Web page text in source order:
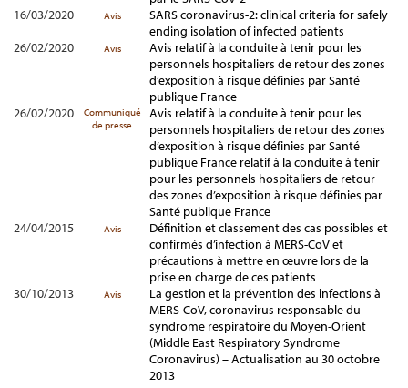
16/03/2020
Avis
SARS coronavirus-2: clinical criteria for safely
ending isolation of infected patients
26/02/2020
Avis
Avis relatif à la conduite à tenir pour les
personnels hospitaliers de retour des zones
d’exposition à risque définies par Santé
publique France
26/02/2020
Communiqué
de presse
Avis relatif à la conduite à tenir pour les
personnels hospitaliers de retour des zones
d’exposition à risque définies par Santé
publique France relatif à la conduite à tenir
pour les personnels hospitaliers de retour
des zones d’exposition à risque définies par
Santé publique France
24/04/2015
Avis
Définition et classement des cas possibles et
confirmés d’infection à MERS-CoV et
précautions à mettre en œuvre lors de la
prise en charge de ces patients
30/10/2013
Avis
La gestion et la prévention des infections à
MERS-CoV, coronavirus responsable du
syndrome respiratoire du Moyen-Orient
(Middle East Respiratory Syndrome
Coronavirus) – Actualisation au 30 octobre
2013